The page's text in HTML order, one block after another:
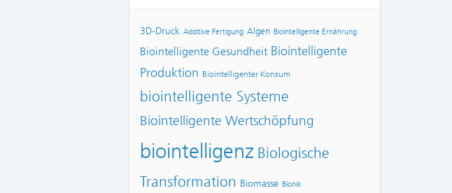
3D-Druck Additive Fertigung Algen Biointelligente Ernährung
Biointelligente Gesundheit Biointelligente
Produktion Biointelligenter Konsum
biointelligente Systeme
Biointelligente Wertschöpfung
biointelligenz Biologische
Transformation Biomasse Bionik